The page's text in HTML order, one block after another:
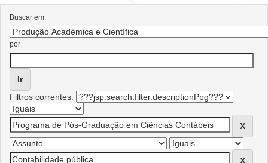
Buscar em:
por
Filtros correntes: